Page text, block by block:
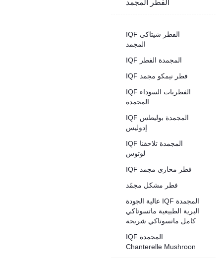
الفطر المجمد
IQF الفطر شيتاكي
المجمد
IQF المجمدة الفطر
IQF فطر نيمكو مجمد
IQF الفطريات السوداء
المجمدة
IQF المجمدة بوليطس
إدوليس
IQF المجمدة تلاحقنا
لوتوس
IQF فطر محاري مجمد
فطر مشكل مجمّد
عالية الجودة IQF المجمدة
البرية الطبيعية ماتسوتاكي
كامل ماتسوتاكي شريحة
IQF المجمدة
Chanterelle Mushroon